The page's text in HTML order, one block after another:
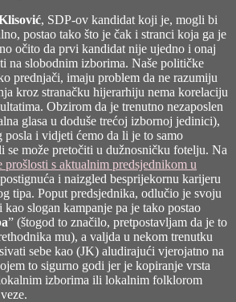
, SDP-ov kandidat koji je, mogli bi
postao tako što je čak i stranci koja ga je
očito da prvi kandidat nije ujedno i onaj
na slobodnim izborima. Naše političke
prednjači, imaju problem da ne razumiju
kroz stranačku hijerarhiju nema korelaciju
Obzirom da je trenutno nezaposlen
glasa u doduše trećoj izbornoj jedinici),
posla i vidjeti ćemo da li je to samo
se može pretočiti u dužnosničku fotelju. Na
prošlosti s aktualnim predsjednikom u
i naizgled besprijekornu karijeru
tipa. Poput predsjednika, odlučio je svoju
slogan kampanje pa je tako postao
” (štogod to značilo, pretpostavljam da je to
mu), a valjda u nekom trenutku
sebe kao (JK) aludirajući vjerojatno na
to sigurno godi jer je kopiranje vrsta
izborima ili lokalnim folklorom